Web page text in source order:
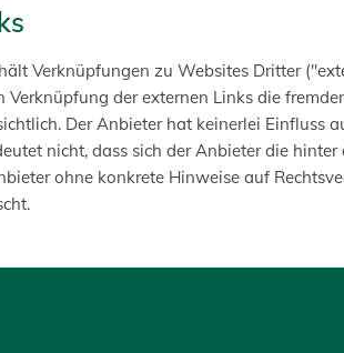
Verknüpfungen zu Websites Dritter
Verknüpfung der externen Links die
Der Anbieter hat keinerlei
nicht, dass sich der Anbieter die
ohne konkrete Hinweise auf